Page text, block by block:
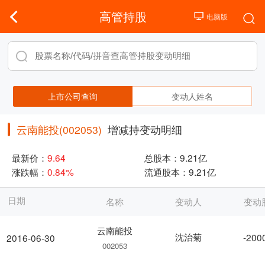
高管持股
上市公司查询 变动人姓名
云南能投(002053) 增减持变动明细
最新价： 9.64 总股本： 9.21亿
涨跌幅： 0.84% 流通股本： 9.21亿
日期
2016-06-30
名称 变动人 变动
云南能投
002053
沈治菊 -